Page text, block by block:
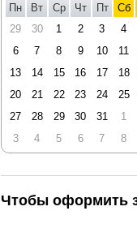
Пн Вт Ср Чт Пт Сб
29
30 1 2 3 4
6
7 8 9 10 11
13
14 15 16 17 18
20
21 22 23 24 25
27
28 29 30 31 1
3
4 5 6 7 8
Чтобы оформить